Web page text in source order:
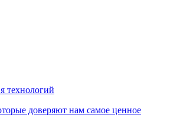
технологий
доверяют нам самое ценное